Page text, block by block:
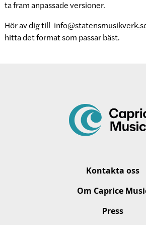
ta fram anpassade versioner.
Hör av dig till
hitta det format som passar bäst.
Kontakta oss
Om Caprice
Press